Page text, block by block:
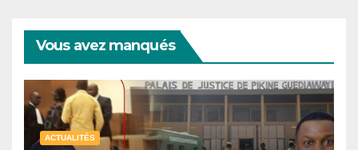
Vous avez manqués
ACTUALITÉS